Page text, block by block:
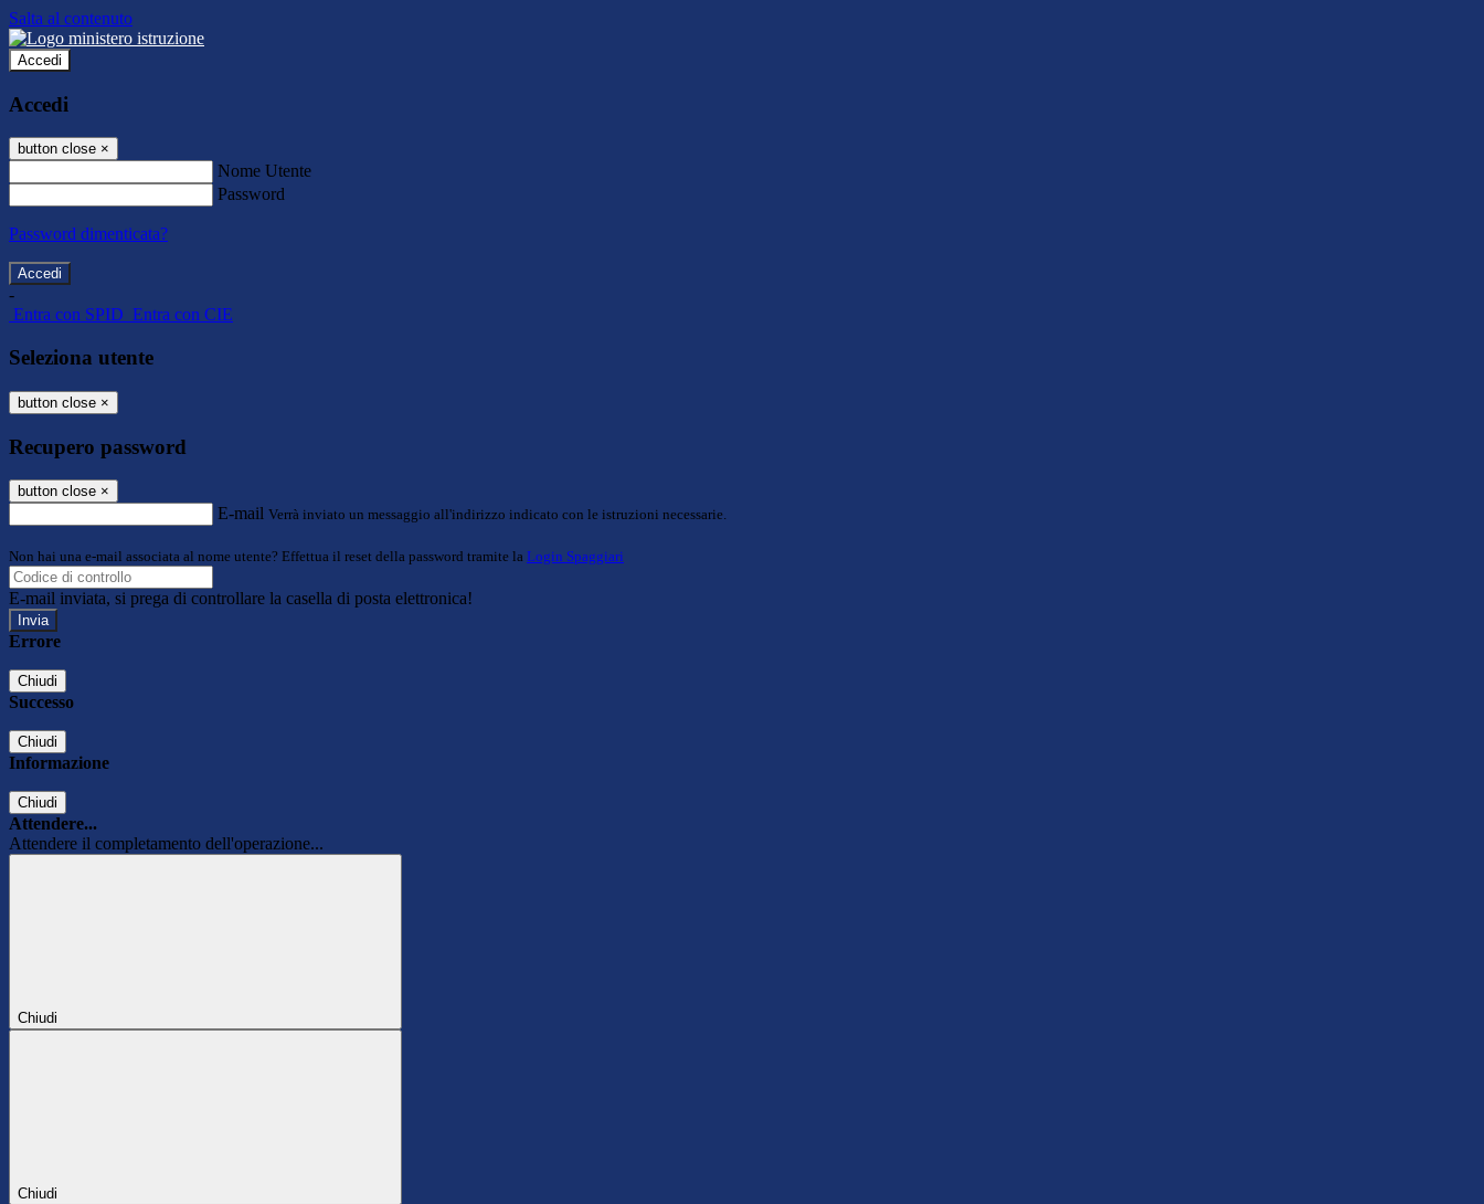
Salta al contenuto
Accedi
Accedi
button close ×
Nome Utente
Password
Password dimenticata?
-
Entra con SPID Entra con CIE
Seleziona utente
button close ×
Recupero password
button close ×
E-mail Verrà inviato un messaggio all'indirizzo indicato con le istruzioni necessarie.
Non hai una e-mail associata al nome utente? Effettua il reset della password tramite la Login Spaggiari
E-mail inviata, si prega di controllare la casella di posta elettronica!
Errore
Chiudi
Successo
Chiudi
Informazione
Chiudi
Attendere...
Attendere il completamento dell'operazione...
Chiudi
Chiudi